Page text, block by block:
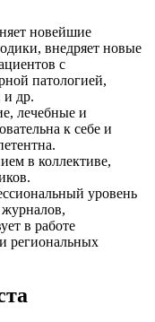
новейшие
внедряет новые
с
патологией,
и др.
лечебные и
к себе и
в коллективе,
уровень
в работе
региональных